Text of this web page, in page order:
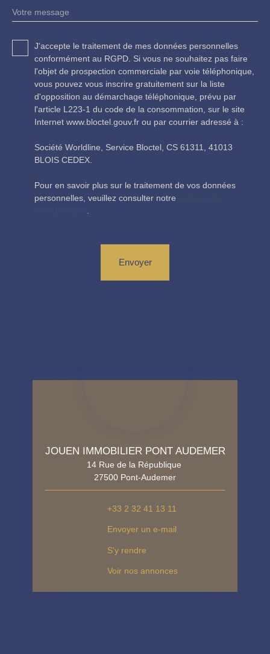
Votre message
J'accepte le traitement de mes données personnelles
conformément au RGPD. Si vous ne souhaitez pas faire
l'objet de prospection commerciale par voie téléphonique,
vous pouvez vous inscrire gratuitement sur la liste
d'opposition au démarchage téléphonique, prévu par
l'article L223-1 du code de la consommation, sur le site
Internet www.bloctel.gouv.fr ou par courrier adressé à :
Société Worldline, Service Bloctel, CS 61311, 41013
BLOIS CEDEX.
Pour en savoir plus sur le traitement de vos données
personnelles, veuillez consulter notre
Envoyer
JOUEN IMMOBILIER PONT AUDEMER
14 Rue de la République
27500 Pont-Audemer
+33 2 32 41 13 11
Envoyer un e-mail
S'y rendre
Voir nos annonces